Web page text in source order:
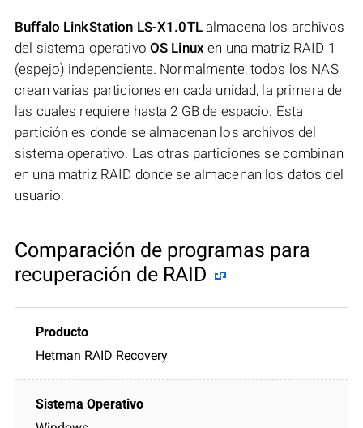
Buffalo LinkStation LS-X1.0TLalmacena los archivos
del sistema operativo OS Linux en una matriz RAID 1
(espejo) independiente. Normalmente, todos los NAS
crean varias particiones en cada unidad, la primera de
las cuales requiere hasta 2 GB de espacio. Esta
partición es donde se almacenan los archivos del
sistema operativo. Las otras particiones se combinan
en una matriz RAID donde se almacenan los datos del
usuario.
Comparación de programas para
recuperación de RAID
Hetman RAID Recovery